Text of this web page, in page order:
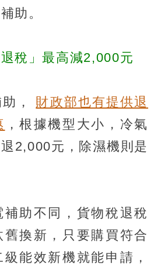
助。
稅」最高減2,000元
， 財政部也有提供退
，根據機型大小，冷氣
2,000元，除濕機則是
助不同，貨物稅退稅
換新，只要購買符合
能效新機就能申請，